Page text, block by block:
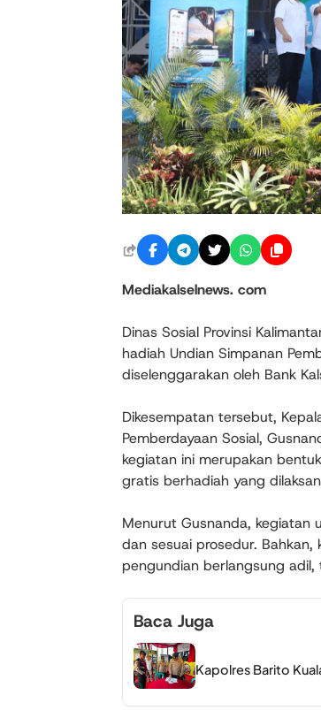
Mediakalselnews. com
Dinas Sosial Provinsi
hadiah Undian Simpanan
diselenggarakan oleh Bank
Dikesempatan tersebut,
Pemberdayaan Sosial,
kegiatan ini merupakan
gratis berhadiah yang
Menurut Gusnanda, kegiatan
dan sesuai prosedur. Bahkan,
pengundian berlangsung
Baca Juga
Kapolres Barito